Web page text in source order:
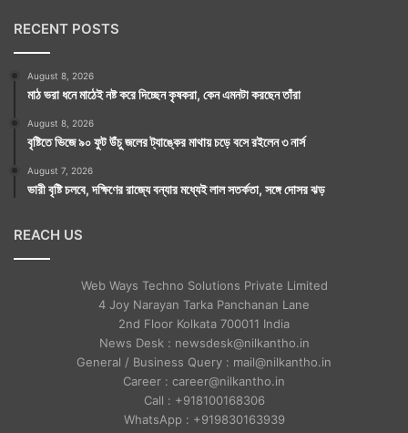
RECENT POSTS
August 8, 2026
মাঠ ভরা ধনে মাঠেই নষ্ট করে দিচ্ছেন কৃষকরা, কেন এমনটা করছেন তাঁরা
August 8, 2026
বৃষ্টিতে ভিজে ৯০ ফুট উঁচু জলের ট্যাঙ্কের মাথায় চড়ে বসে রইলেন ৩ নার্স
August 7, 2026
ভারী বৃষ্টি চলবে, দক্ষিণের রাজ্যে বন্যার মধ্যেই লাল সতর্কতা, সঙ্গে দোসর ঝড়
REACH US
Web Ways Techno Solutions Private Limited
4 Joy Narayan Tarka Panchanan Lane
2nd Floor Kolkata 700011 India
News Desk : newsdesk@nilkantho.in
General / Business Query : mail@nilkantho.in
Career : career@nilkantho.in
Call : +918100168306
WhatsApp : +919830163939